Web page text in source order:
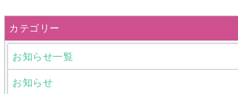
カテゴリー
お知らせ一覧
お知らせ